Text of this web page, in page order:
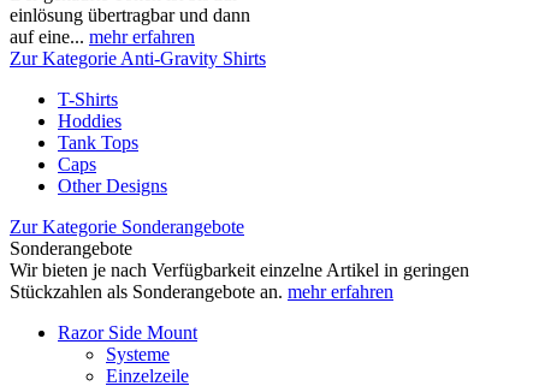
einlösung übertragbar und dann
auf eine... mehr erfahren
Zur Kategorie Anti-Gravity Shirts
T-Shirts
Hoddies
Tank Tops
Caps
Other Designs
Zur Kategorie Sonderangebote
Sonderangebote
Wir bieten je nach Verfügbarkeit einzelne Artikel in geringen
Stückzahlen als Sonderangebote an. mehr erfahren
Razor Side Mount
Systeme
Einzelzeile